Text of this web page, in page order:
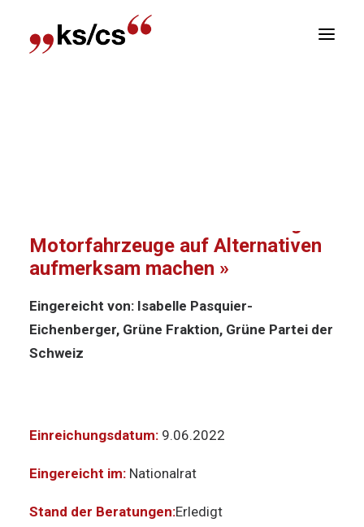
Motorfahrzeuge auf Alternativen
aufmerksam machen »
Eingereicht von: Isabelle Pasquier-
Eichenberger, Grüne Fraktion, Grüne Partei der
Schweiz
Einreichungsdatum: 9.06.2022
Eingereicht im: Nationalrat
Stand der Beratungen:Erledigt